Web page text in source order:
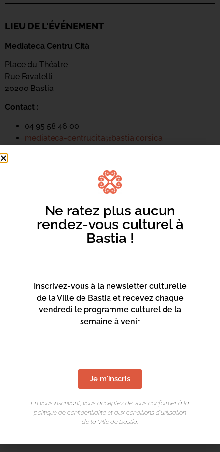
LIEU DE L'ÉVÉNEMENT
Mediateca Centru Cità
Place du Théatre
Rue Favalelli
20200 Bastia
Contact :
04 95 58 46 00
mediateca-centrucita@bastia.corsica
https://www.bastia.corsica/servizii/culture-
Rue Favalelli
20200 Bastia
sciences/mediatheques/
Ne ratez plus aucun
rendez-vous culturel à
Bastia !
Inscrivez-vous à la newsletter culturelle
de la Ville de Bastia et recevez chaque
vendredi le programme culturel de la
semaine à venir
Je m'inscris
En vous inscrivant, vous acceptez de vous conformer à la
politique de confidentialité et aux conditions d’utilisation
de la Ville de Bastia.